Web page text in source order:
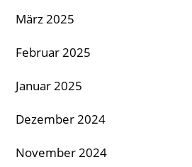
März 2025
Februar 2025
Januar 2025
Dezember 2024
November 2024